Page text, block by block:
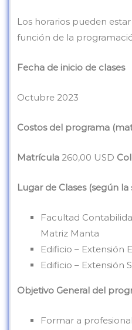
Los horarios pueden
función de la
Fecha de inicio de clases
Octubre 2023
Costos del programa
Matrícula 260,00 USD
Lugar de Clases (según la
Facultad
Matriz Manta
Edificio – Extensión
Edificio – Extensión
Objetivo General del
Formar a